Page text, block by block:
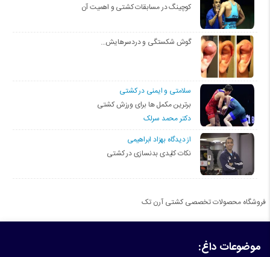
کوچینگ در مسابقات کشتی و اهمیت آن
گوش شکستگی و دردسرهایش…
سلامتی و ایمنی در کشتی
برترین مکمل ها برای ورزش کشتی
دکتر محمد سرلک
از دیدگاه بهزاد ابراهیمی
نکات کلیدی بدنسازی در کشتی
فروشگاه محصولات تخصصی کشتی آرن تک
موضوعات داغ: